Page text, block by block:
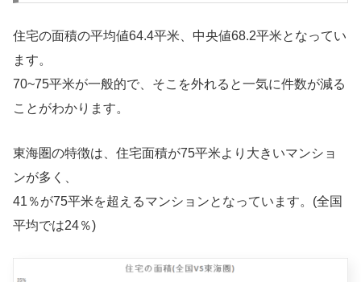
住宅の面積の平均値64.4平米、中央値68.2平米となってい
ます。
70~75平米が一般的で、そこを外れると一気に件数が減る
ことがわかります。
東海圏の特徴は、住宅面積が75平米より大きいマンショ
ンが多く、
41％が75平米を超えるマンションとなっています。(全国
平均では24％)